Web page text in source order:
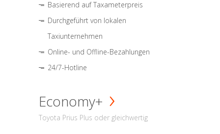
Basierend auf Taxameterpreis
Durchgeführt von lokalen
Taxiunternehmen
Online- und Offline-Bezahlungen
24/7-Hotline
Economy+
Toyota Prius Plus oder gleichwertig